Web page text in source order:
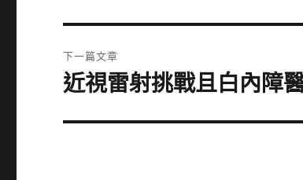
篇
文
章:
下一篇文章
下
篇
近視雷射挑戰且白內障